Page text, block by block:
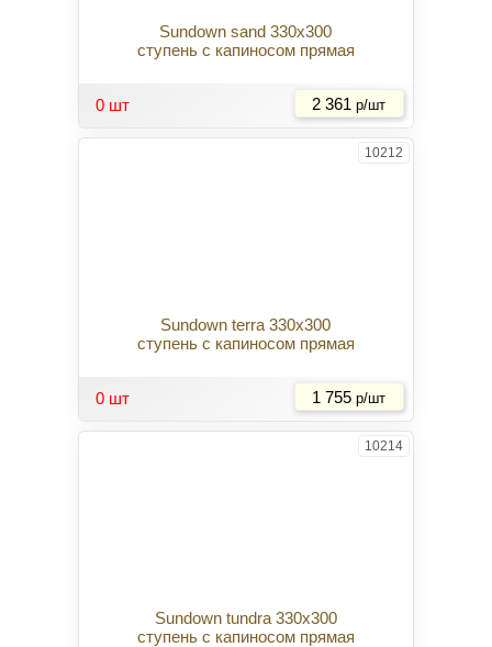
Sundown sand 330x300
ступень с капиносом прямая
0 шт 2 361 р/шт
10212
Sundown terra 330x300
ступень с капиносом прямая
0 шт 1 755 р/шт
10214
Sundown tundra 330x300
ступень с капиносом прямая